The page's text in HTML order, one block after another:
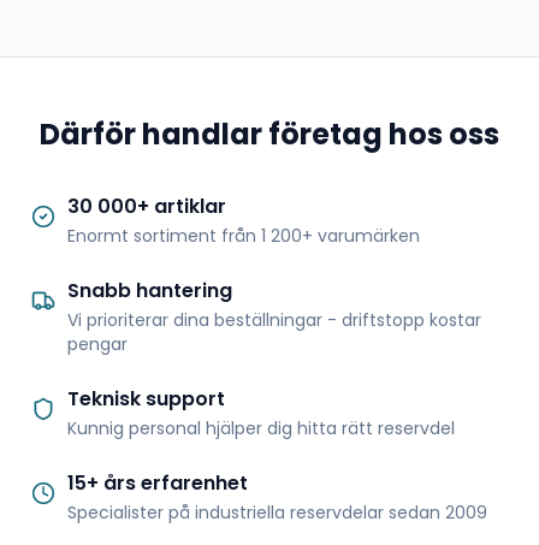
Därför handlar företag hos oss
30 000+ artiklar
Enormt sortiment från 1 200+ varumärken
Snabb hantering
Vi prioriterar dina beställningar - driftstopp kostar
pengar
Teknisk support
Kunnig personal hjälper dig hitta rätt reservdel
15+ års erfarenhet
Specialister på industriella reservdelar sedan 2009